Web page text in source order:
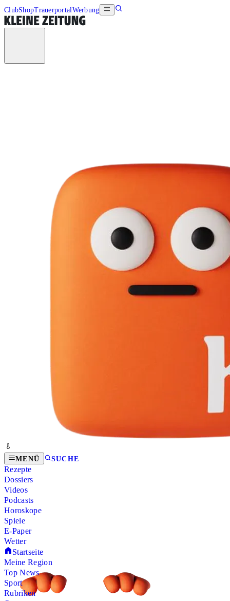
ClubShopTrauerportalWerbung
MENÜ SUCHE
Rezepte
Dossiers
Videos
Podcasts
Horoskope
Spiele
E-Paper
Wetter
Startseite
Meine Region
Top News
Sport
Rubriken